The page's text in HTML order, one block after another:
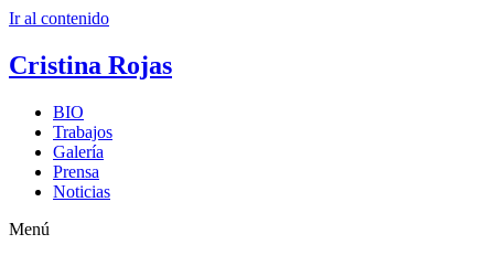
Ir al contenido
Cristina Rojas
BIO
Trabajos
Galería
Prensa
Noticias
Menú